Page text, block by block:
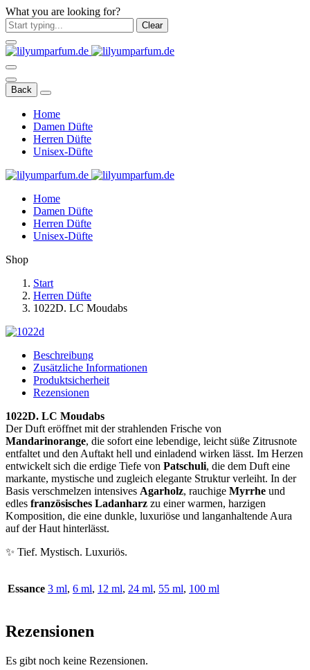
What you are looking for?
Clear
Back
Home
Damen Düfte
Herren Düfte
Unisex-Düfte
Home
Damen Düfte
Herren Düfte
Unisex-Düfte
Shop
Start
Herren Düfte
1022D. LC Moudabs
Beschreibung
Zusätzliche Informationen
Produktsicherheit
Rezensionen
1022D. LC Moudabs
Der Duft eröffnet mit der strahlenden Frische von
Mandarinorange, die sofort eine lebendige, leicht süße Zitrusnote
entfaltet und den Auftakt hell und einladend wirken lässt. Im Herzen
entwickelt sich die erdige Tiefe von Patschuli, die dem Duft eine
markante, mystische und zugleich elegante Struktur verleiht. In der
Basis verschmelzen intensives Agarholz, rauchige Myrrhe und
edles französisches Ladanharz zu einer warmen, harzigen
Komposition, die eine dunkle, luxuriöse und langanhaltende Aura
auf der Haut hinterlässt.
✨ Tief. Mystisch. Luxuriös.
Essance 3 ml, 6 ml, 12 ml, 24 ml, 55 ml, 100 ml
Rezensionen
Es gibt noch keine Rezensionen.